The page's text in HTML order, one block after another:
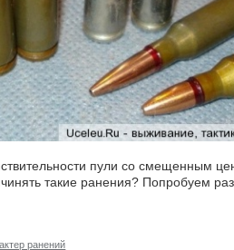
пули со смещенным
такие ранения? Попробуем
ранений